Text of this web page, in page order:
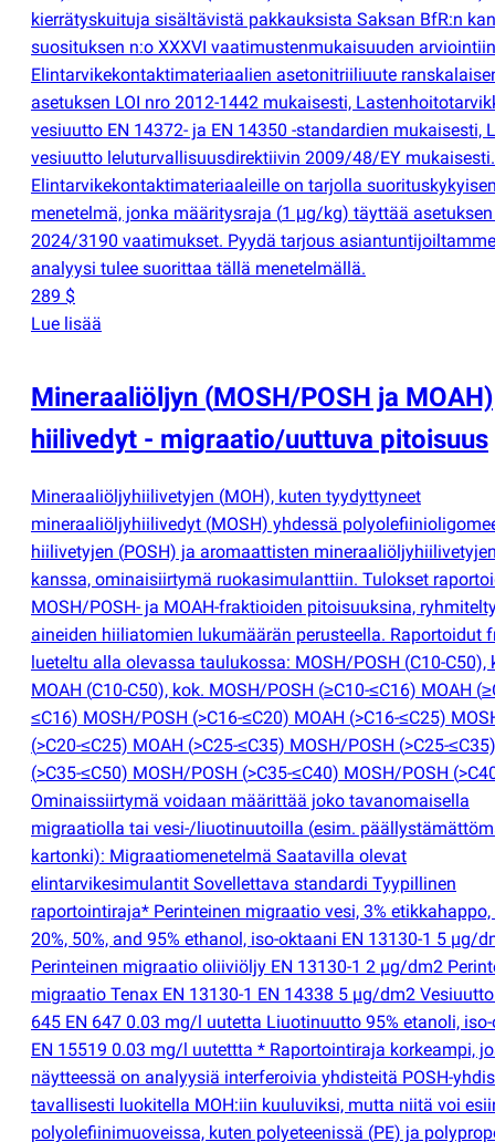
kierrätyskuituja sisältävistä pakkauksista Saksan BfR:n
suosituksen n:o XXXVI vaatimustenmukaisuuden
Elintarvikekontaktimateriaalien asetonitriiliuute
asetuksen LOI nro 2012-1442 mukaisesti,
vesiuutto EN 14372- ja EN 14350 -standardien mukaisesti,
vesiuutto leluturvallisuusdirektiivin 2009/48/EY
Elintarvikekontaktimateriaaleille on tarjolla
menetelmä, jonka määritysraja (1 μg/kg) täyttää
2024/3190 vaatimukset. Pyydä tarjous
analyysi tulee suorittaa tällä menetelmällä.
289 $
Lue lisää
Mineraaliöljyn (MOSH/POSH ja MOAH)
hiilivedyt - migraatio/uuttuva pitoisuus
Mineraaliöljyhiilivetyjen (MOH), kuten tyydyttyneet
mineraaliöljyhiilivedyt (MOSH) yhdessä
hiilivetyjen (POSH) ja aromaattisten
kanssa, ominaisiirtymä ruokasimulanttiin. Tulokset
MOSH/POSH- ja MOAH-fraktioiden pitoisuuksina,
aineiden hiiliatomien lukumäärän perusteella. Raportoidut
lueteltu alla olevassa taulukossa: MOSH/POSH (C10-C50),
MOAH (C10-C50), kok. MOSH/POSH (≥C10-≤C16) MOAH (
≤C16) MOSH/POSH (>C16-≤C20) MOAH (>C16-≤C25)
(>C20-≤C25) MOAH (>C25-≤C35) MOSH/POSH (>C25-
(>C35-≤C50) MOSH/POSH (>C35-≤C40) MOSH/POSH (
Ominaissiirtymä voidaan määrittää joko tavanomaisella
migraatiolla tai vesi-/liuotinuutoilla (esim.
kartonki): Migraatiomenetelmä Saatavilla olevat
elintarvikesimulantit Sovellettava standardi Tyypillinen
raportointiraja* Perinteinen migraatio vesi, 3% etikkahappo,
20%, 50%, and 95% ethanol, iso-oktaani EN 13130-1 5 µg/
Perinteinen migraatio oliiviöljy EN 13130-1 2 µg/dm2
migraatio Tenax EN 13130-1 EN 14338 5 µg/dm2
645 EN 647 0.03 mg/l uutetta Liuotinuutto 95% etanoli,
EN 15519 0.03 mg/l uutettta * Raportointiraja korkeampi,
näytteessä on analyysiä interferoivia yhdisteitä POSH-
tavallisesti luokitella MOH:iin kuuluviksi, mutta niitä voi
polyolefiinimuoveissa, kuten polyeteenissä (PE) ja